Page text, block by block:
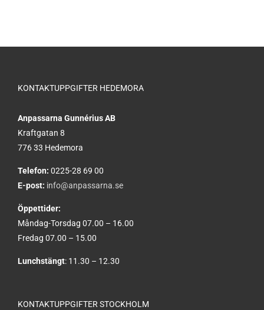
KONTAKTUPPGIFTER HEDEMORA
Anpassarna Gunnérius AB
Kraftgatan 8
776 33 Hedemora
Telefon: 0225-28 69 00
E-post: info@anpassarna.se
Öppettider:
Måndag-Torsdag 07.00 – 16.00
Fredag 07.00 – 15.00
Lunchstängt: 11.30 – 12.30
KONTAKTUPPGIFTER STOCKHOLM